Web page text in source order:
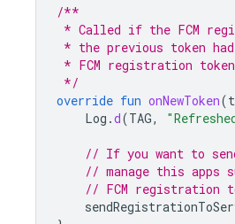
/**
* Called if the FCM
* the previous token
* FCM registration
*/
override fun onNewToken(
Log .d(TAG,
// If you want to
// manage this apps
// FCM registration